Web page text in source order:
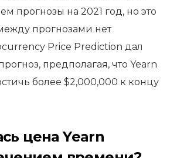
прогнозы на 2021 год, но это
прогнозами нет
Price Prediction дал
предполагая, что Yearn
более $2,000,000 к концу
цена Yearn